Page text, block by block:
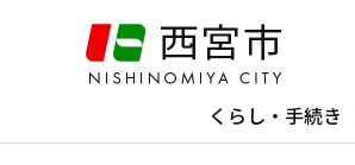
ジ
くらし・手続き